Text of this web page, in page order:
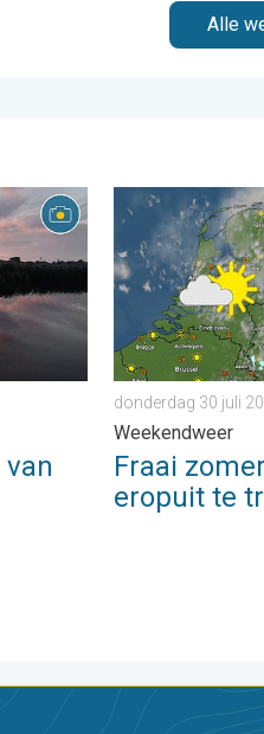
Alle
Weer&Radar uploader. . .
Fraai
donderdag 30 juli
Weekendweer
Fraai
eropuit te